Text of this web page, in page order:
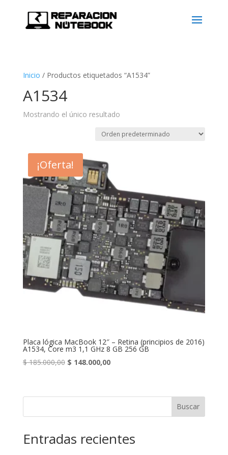
Inicio / Productos etiquetados “A1534”
A1534
Mostrando el único resultado
¡Oferta!
Placa lógica MacBook 12″ – Retina (principios de 2016)
A1534, Core m3 1,1 GHz 8 GB 256 GB
$185.000,00 Original
$ 185.000,00.
$ 148.000,00Current
$ 148.000,00.
Buscar
Entradas recientes